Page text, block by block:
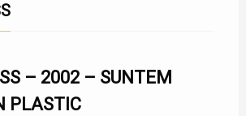
– 2002 – SUNTEM
PLASTIC